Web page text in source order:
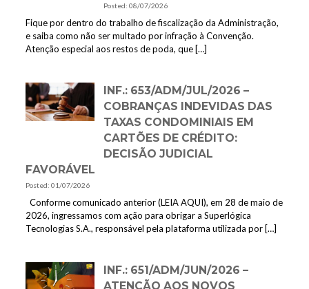
Posted: 08/07/2026
Fique por dentro do trabalho de fiscalização da Administração,
e saiba como não ser multado por infração à Convenção.
Atenção especial aos restos de poda, que[…]
INF.: 653/ADM/JUL/2026 –
COBRANÇAS INDEVIDAS DAS
TAXAS CONDOMINIAIS EM
CARTÕES DE CRÉDITO:
DECISÃO JUDICIAL
FAVORÁVEL
Posted: 01/07/2026
Conforme comunicado anterior (LEIA AQUI), em 28 de maio de
2026, ingressamos com ação para obrigar a Superlógica
Tecnologias S.A., responsável pela plataforma utilizada por[…]
INF.: 651/ADM/JUN/2026 –
ATENÇÃO AOS NOVOS